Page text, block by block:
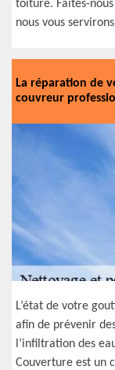
toiture. Faites-
nous vous
La réparation de
couvreur
L’état de votre
afin de prévenir
l’infiltration des
Couverture est un